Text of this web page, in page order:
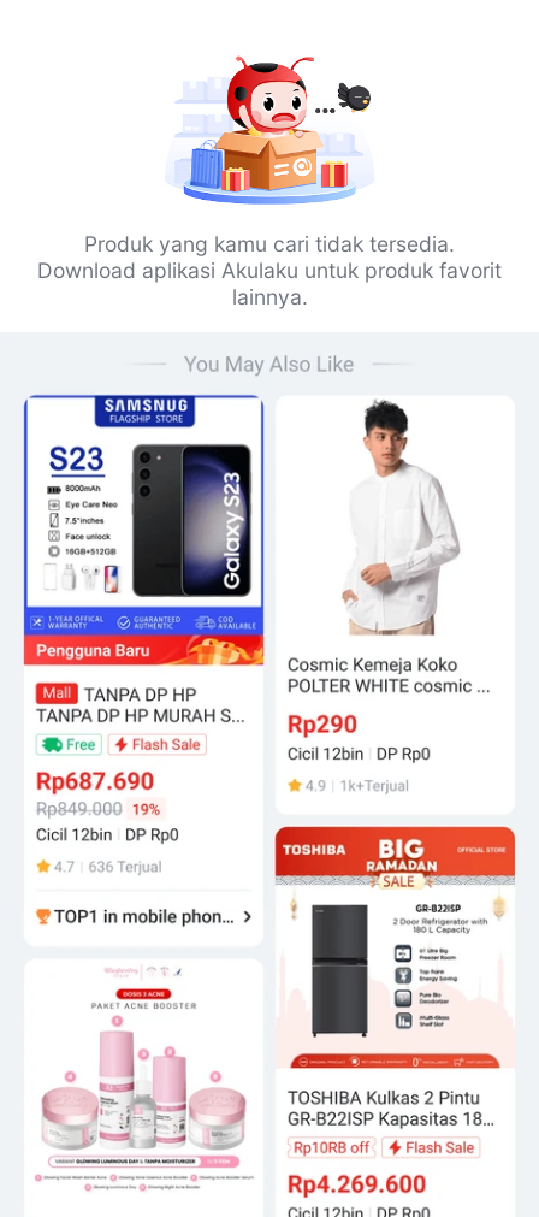
Produk yang kamu cari tidak tersedia.
Download aplikasi Akulaku untuk produk favorit
lainnya.